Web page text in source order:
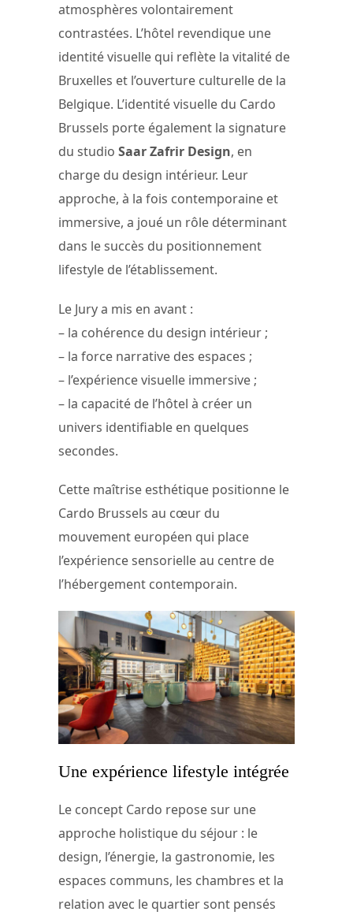
atmosphères volontairement
contrastées. L’hôtel revendique une
identité visuelle qui reflète la vitalité de
Bruxelles et l’ouverture culturelle de la
Belgique. L’identité visuelle du Cardo
Brussels porte également la signature
du studio Saar Zafrir Design, en
charge du design intérieur. Leur
approche, à la fois contemporaine et
immersive, a joué un rôle déterminant
dans le succès du positionnement
lifestyle de l’établissement.
Le Jury a mis en avant :
– la cohérence du design intérieur ;
– la force narrative des espaces ;
– l’expérience visuelle immersive ;
– la capacité de l’hôtel à créer un
univers identifiable en quelques
secondes.
Cette maîtrise esthétique positionne le
Cardo Brussels au cœur du
mouvement européen qui place
l’expérience sensorielle au centre de
l’hébergement contemporain.
Une expérience lifestyle intégrée
Le concept Cardo repose sur une
approche holistique du séjour : le
design, l’énergie, la gastronomie, les
espaces communs, les chambres et la
relation avec le quartier sont pensés